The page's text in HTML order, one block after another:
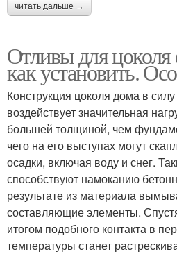
читать дальше →
Отливы для
как установить.
Конструкция цоколя дома в силу
воздействует значительная
большей толщиной, чем
чего на его выступах могут
осадки, включая воду и снег.
способствуют намоканию
результате из материала
составляющие элементы.
итогом подобного контакта в
температуры станет